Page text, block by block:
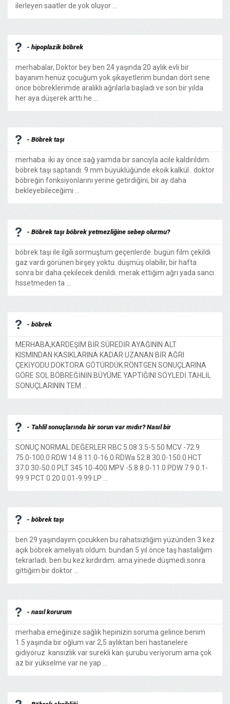
ilerleyen saatler de yok oluyor ...
- hipoplazik böbrek
merhabalar, Doktor bey ben 24 yaşında 20 aylık evli bir
bayanım henüz çocuğum yok.şikayetlerim bundan dört sene
önce böbreklerimde aralıklı ağrılarla başladı ve son bir yılda
her aya düşerek arttı.he ...
- Böbrek taşı
merhaba. iki ay önce sağ yaımda bir sancıyla acile kaldırıldım.
böbrek taşı saptandı. 9 mm büyüklüğünde ekoik kalkül.. doktor
böbreğin fonksiyonlarını yerine getirdiğini, bir ay daha
bekleyebileceğimi ...
- Böbrek taşı böbrek yetmezliğine sebep olurmu?
böbrek taşı ile ilgili sormuştum geçenlerde. bugün film çekildi
gaz vardı görünen birşey yoktu. düşmüş olabilir, bir hafta
sonra bir daha çekilecek denildi. merak ettiğim ağrı yada sancı
hssetmeden ta ...
- böbrek
MERHABA,KARDEŞİM BİR SÜREDİR AYAĞININ ALT
KISMINDAN KASIKLARINA KADAR UZANAN BİR AĞRI
ÇEKİYODU.DOKTORA GÖTÜRDÜK.RÖNTGEN SONUÇLARINA
GÖRE SOL BÖBREĞİNİN BÜYÜME YAPTIĞINI SÖYLEDİ.TAHLİL
SONUÇLARININ TEM ...
- Tahlil sonuçlarında bir sorun var mıdır? Nasıl bir
SONUÇ NORMAL DEĞERLER RBC 5.08 3.5-5.50 MCV -72.9
75.0-100.0 RDW 14.8 11.0-16.0 RDWa 52.8 30.0-150.0 HCT
37.0 30-50.0 PLT 345 10-400 MPV -5.8 8.0-11.0 PDW 7.9 0.1-
99.9 PCT 0.20 0.01-9.99 LP ...
- böbrek taşı
ben 29 yaşındayım.çocukken bu rahatsızlığım yüzünden 3 kez
açık böbrek ameliyatı oldum. bundan 5 yıl önce taş hastalığım
tekrarladı. ben bu kez kırdırdım. ama yinede düşmedi.sonra
gittiğim bir doktor ...
- nasıl korurum
merhaba emeğinize sağlık hepinizin soruma gelince.benim
1.5 yaşında bir oğlum var 2,5 aylıktan beri hastanelere
gidiyoruz. kansızlık var surekli kan şurubu veriyorum ama çok
az bir yükselme var ne yap ...